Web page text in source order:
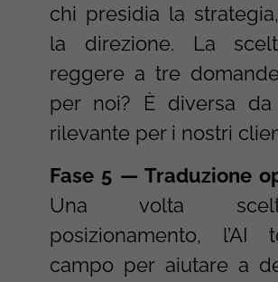
chi presidia la
la direzione. La
reggere a tre
per noi? È diversa
rilevante per i nostri
Fase 5 — Traduzione
Una volta
posizionamento, l’AI
campo per aiutare a